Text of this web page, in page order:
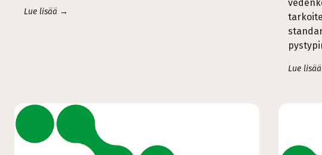
Lue lisää →
Lue